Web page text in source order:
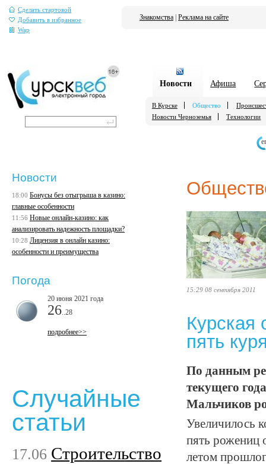
Сделать стартовой
Добавить в избранное
Wap
Знакомства Реклама на сайте
Новости Афиша
В Курске Общество
Новости Черноземья
Технологии
15:29 08 сентября 2011
Курская
пять
По данным
текущего
Мальчиков
Увеличилось
пять рожениц
летом
Новости
18:00 Бонусы без отыгрыша в казино:
главные особенности
11:56 Новые онлайн-казино: как
анализировать надежность площадки?
10:28 Лицензия в онлайн казино:
особенности и преимущества
Погода
20 июня 2021 года
26 ..28
подробнее>>
Случайные
статьи
17.06 Строительство